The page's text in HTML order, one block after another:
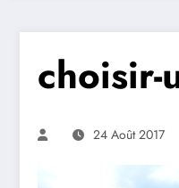
choisir-
24 Août 2017